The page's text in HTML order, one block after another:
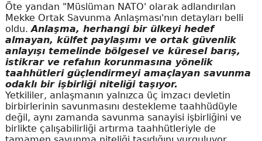
Öte yandan "Müslüman NATO' olarak adlandırılan
Mekke Ortak Savunma Anlaşması'nın detayları belli
oldu.Anlaşma, herhangi bir ülkeyi hedef
almayan, külfet paylaşımı ve ortak güvenlik
anlayışı temelinde bölgesel ve küresel barış,
istikrar ve refahın korunmasına yönelik
taahhütleri güçlendirmeyi amaçlayan savunma
odaklı bir işbirliği niteliği taşıyor.
Yetkililer, anlaşmanın yalnızca üç imzacı devletin
birbirlerinin savunmasını destekleme taahhüdüyle
değil, aynı zamanda savunma sanayisi işbirliğini ve
birlikte çalışabilirliği artırma taahhütleriyle de